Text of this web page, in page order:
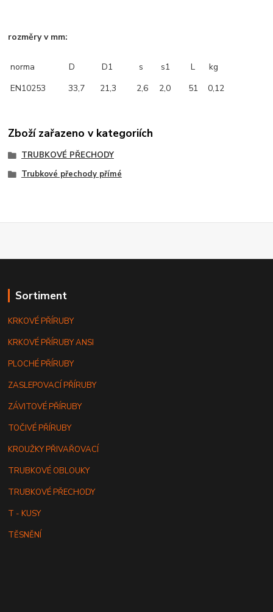
rozměry v mm:
norma D D1 s s1 L
kg
EN10253
33,7 21,3 2,6 2,0 51 0,12
Zboží zařazeno v kategoriích
TRUBKOVÉ PŘECHODY
Trubkové přechody přímé
Sortiment
KRKOVÉ PŘÍRUBY
KRKOVÉ PŘÍRUBY ANSI
PLOCHÉ PŘÍRUBY
ZASLEPOVACÍ PŘÍRUBY
ZÁVITOVÉ PŘÍRUBY
TOČIVÉ PŘÍRUBY
KROUŽKY PŘIVAŘOVACÍ
TRUBKOVÉ OBLOUKY
TRUBKOVÉ PŘECHODY
T - KUSY
TĚSNĚNÍ